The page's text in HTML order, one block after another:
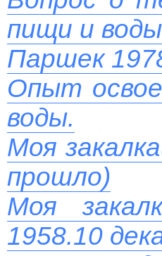
пищи и воды
Паршек
Опыт
воды.
Моя
прошло)
Моя
1958.10